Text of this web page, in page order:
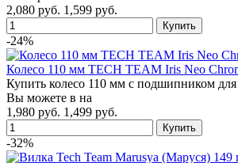
2,080 руб. 1,599 руб.
-24%
Колесо 110 мм TECH TEAM Iris Neo
Купить колесо 110 мм с подшипником для
Вы можете в на
1,980 руб. 1,499 руб.
-32%